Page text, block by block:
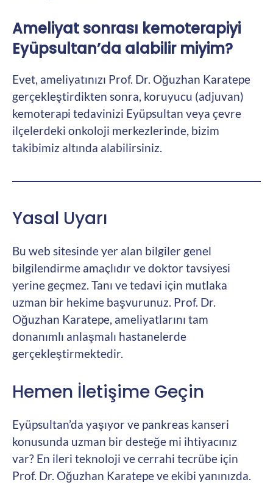
Ameliyat sonrası kemoterapiyi
Eyüpsultan’da alabilir miyim?
Evet, ameliyatınızı Prof. Dr. Oğuzhan Karatepe
gerçekleştirdikten sonra, koruyucu (adjuvan)
kemoterapi tedavinizi Eyüpsultan veya çevre
ilçelerdeki onkoloji merkezlerinde, bizim
takibimiz altında alabilirsiniz.
Yasal Uyarı
Bu web sitesinde yer alan bilgiler genel
bilgilendirme amaçlıdır ve doktor tavsiyesi
yerine geçmez. Tanı ve tedavi için mutlaka
uzman bir hekime başvurunuz. Prof. Dr.
Oğuzhan Karatepe, ameliyatlarını tam
donanımlı anlaşmalı hastanelerde
gerçekleştirmektedir.
Hemen İletişime Geçin
Eyüpsultan’da yaşıyor ve pankreas kanseri
konusunda uzman bir desteğe mi ihtiyacınız
var? En ileri teknoloji ve cerrahi tecrübe için
Prof. Dr. Oğuzhan Karatepe ve ekibi yanınızda.